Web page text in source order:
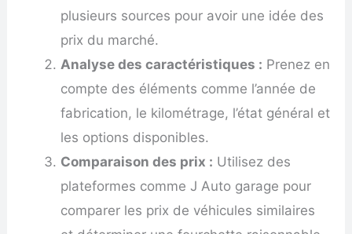
plusieurs sources pour avoir une idée des
prix du marché.
Analyse des caractéristiques : Prenez en
compte des éléments comme l’année de
fabrication, le kilométrage, l’état général et
les options disponibles.
Comparaison des prix : Utilisez des
plateformes comme J Auto garage pour
comparer les prix de véhicules similaires